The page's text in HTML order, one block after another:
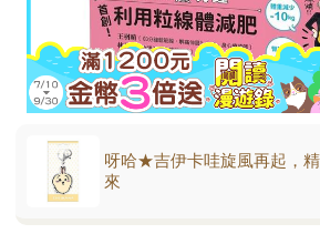
呀哈★吉伊卡哇旋風再起，
來